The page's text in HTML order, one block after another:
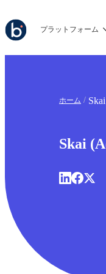
プラットフォーム
ホーム
Skai